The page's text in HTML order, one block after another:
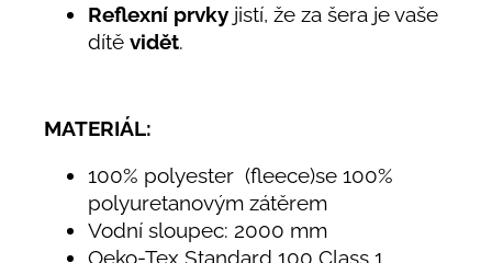
Reflexní prvky jistí, že za šera je vaše
dítě vidět.
MATERIÁL:
100% polyester (fleece)se 100%
polyuretanovým zátěrem
Vodní sloupec: 2000 mm
Oeko-Tex Standard 100 Class 1